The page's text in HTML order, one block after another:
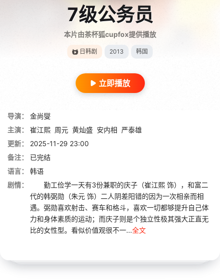
7级公务员
本片由茶杯狐cupfox提供播放
日韩剧 2013 韩国
立即播放
导演：
金尚燮
主演：
崔江熙 周元 黄灿盛 安内相 严泰雄
更新：
2025-11-29 23:00
备注：
已完结
语言：
韩语
剧情：
勤工俭学一天有3份兼职的庆子（崔江熙 饰），和富二
代的韩弼勋（朱元 饰）二人阴差阳错的因为一次相亲而相
遇。弼勋喜欢射击、赛车和格斗，喜欢一切都够提升自己体
力和身体素质的运动；而庆子则是个独立性极其强大正直无
比的女性型。看似价值观很不一...全文